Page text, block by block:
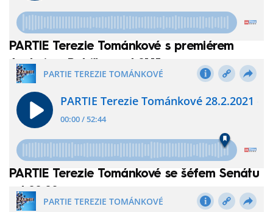
PARTIE Terezie Tománkové s premiérem
Andrejem Babišem od 21:15
PARTIE Terezie Tománkové se šéfem Senátu
od 22:20